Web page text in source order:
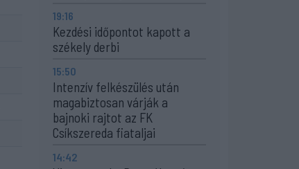
19:16
Kezdési időpontot kapott a
székely derbi
15:50
Intenzív felkészülés után
magabiztosan várják a
bajnoki rajtot az FK
Csíkszereda fiataljai
14:42